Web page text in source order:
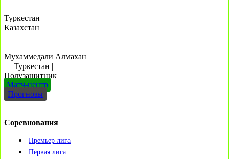
Туркестан
Казахстан
Мухаммедали Алмахан
Туркестан |
Полузащитник
Матч-центр
Прогнозы
Соревнования
Премьер лига
Первая лига